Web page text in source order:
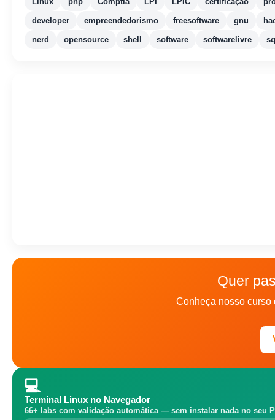
developer empreendedorismo freesoftware gnu
nerd opensource shell software softwarelivre
Quer
Conheça nosso curso
💻
Terminal Linux no Navegador
66+ labs com validação automática — sem instalar nada no seu